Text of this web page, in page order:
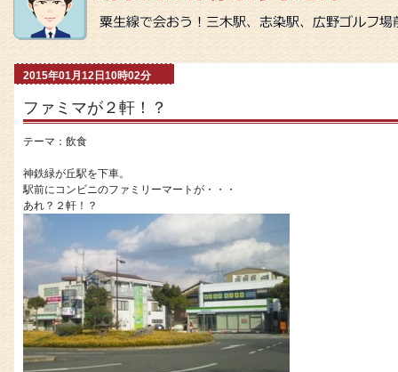
2015年01月12日10時02分
ファミマが２軒！？
テーマ： 飲食
神鉄緑が丘駅を下車。
駅前にコンビニのファミリーマートが・・・
あれ？２軒！？